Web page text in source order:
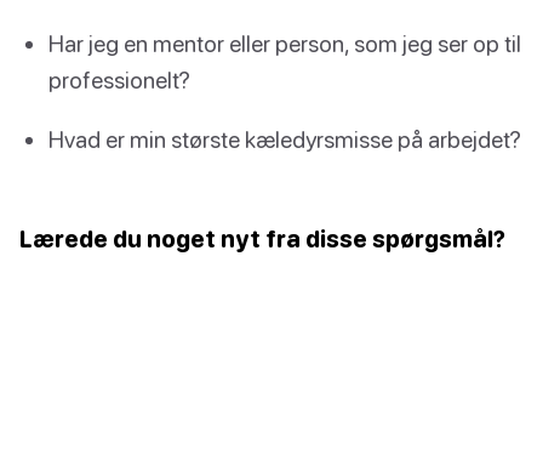
Har jeg en mentor eller person, som jeg ser op til
professionelt?
Hvad er min største kæledyrsmisse på arbejdet?
Lærede du noget nyt fra disse spørgsmål?